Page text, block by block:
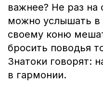
важнее? Не раз на
можно услышать в
своему коню
бросить поводья
Знатоки говорят:
в гармонии.